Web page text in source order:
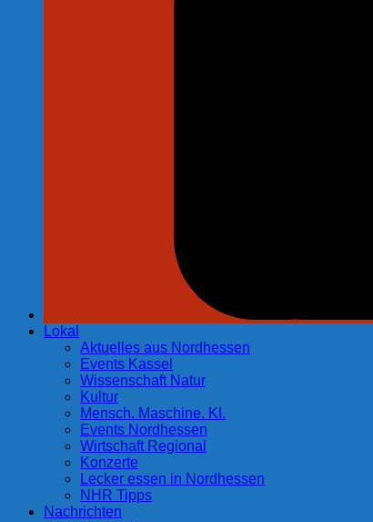
Lokal
Aktuelles aus Nordhessen
Events Kassel
Wissenschaft Natur
Kultur
Mensch. Maschine. KI.
Events Nordhessen
Wirtschaft Regional
Konzerte
Lecker essen in Nordhessen
NHR Tipps
Nachrichten